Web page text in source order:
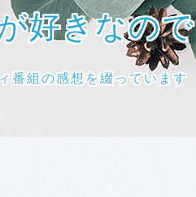
好きなので
番組の感想を綴っています